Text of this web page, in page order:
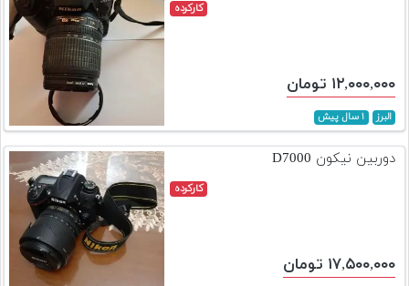
کارکرده
۱۲,۰۰۰,۰۰۰ تومان
البرز ۱ سال پیش
دوربین نیکون D7000
کارکرده
۱۷,۵۰۰,۰۰۰ تومان